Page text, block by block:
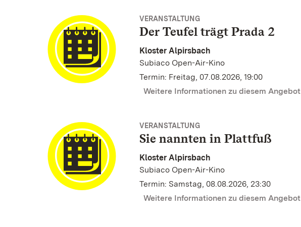
VERANSTALTUNG
Der Teufel trägt Prada 2
Kloster Alpirsbach
Subiaco Open-Air-Kino
Termin: Freitag, 07.08.2026, 19:00
Weitere Informationen zu diesem Angebot
VERANSTALTUNG
Sie nannten in Plattfuß
Kloster Alpirsbach
Subiaco Open-Air-Kino
Termin: Samstag, 08.08.2026, 23:30
Weitere Informationen zu diesem Angebot